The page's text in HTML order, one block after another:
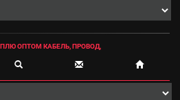
ОПТОМ КАБЕЛЬ, ПРОВОД,